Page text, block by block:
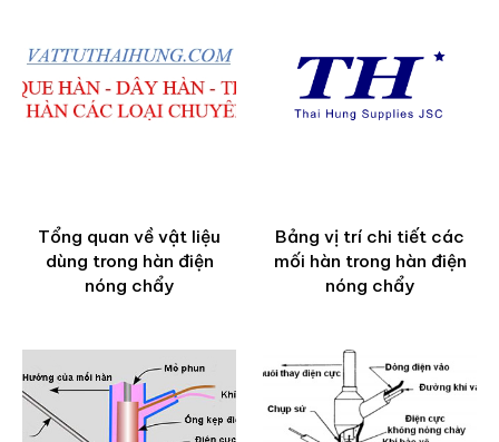
Tổng quan về vật liệu
dùng trong hàn điện
nóng chẩy
Bảng vị trí chi tiết các
mối hàn trong hàn điện
nóng chẩy